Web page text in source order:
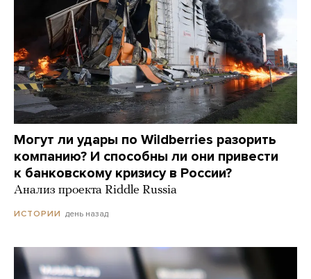
Могут ли удары по Wildberries разорить
компанию? И способны ли они привести
к банковскому кризису в России?
Анализ проекта Riddle Russia
ИСТОРИИ день назад